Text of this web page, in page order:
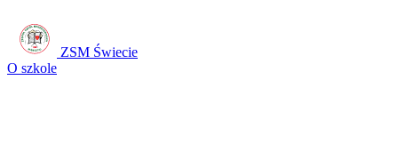
ZSM Świecie
O szkole